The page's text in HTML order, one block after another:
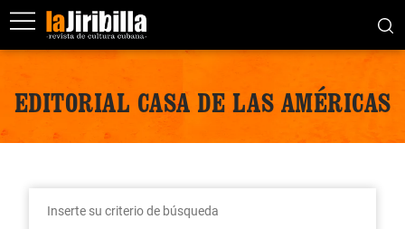
EDITORIAL CASA DE LAS AMÉRICAS